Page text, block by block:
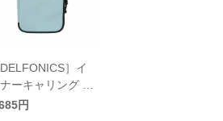
DELFONICS］イ
ーキャリング ス
ド マルチケース
円